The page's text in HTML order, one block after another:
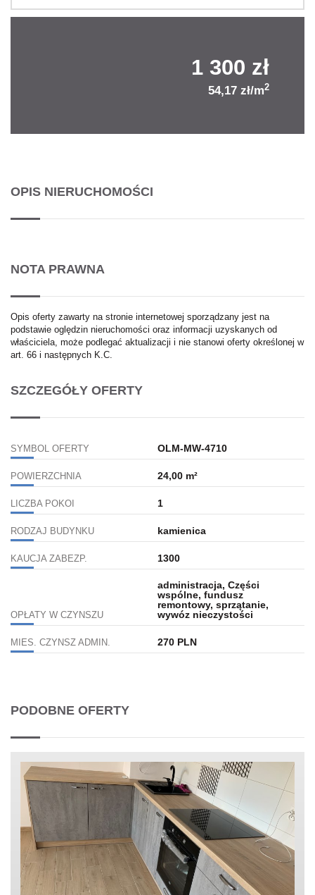
1 300 zł
54,17 zł/m2
OPIS NIERUCHOMOŚCI
NOTA PRAWNA
Opis oferty zawarty na stronie internetowej sporządzany jest na
podstawie oględzin nieruchomości oraz informacji uzyskanych od
właściciela, może podlegać aktualizacji i nie stanowi oferty określonej w
art. 66 i następnych K.C.
SZCZEGÓŁY OFERTY
SYMBOL OFERTY OLM-MW-4710
POWIERZCHNIA 24,00 m²
LICZBA POKOI 1
RODZAJ BUDYNKU kamienica
KAUCJA ZABEZP. 1300
OPŁATY W CZYNSZU
administracja, Części
wspólne, fundusz
remontowy, sprzątanie,
wywóz nieczystości
MIES. CZYNSZ ADMIN. 270 PLN
PODOBNE OFERTY